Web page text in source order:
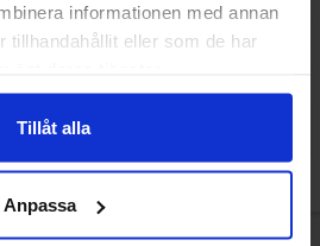
informationen med annan
tillhandahållit eller som de har
Tillåt alla
Anpassa
500g
S-Märke Sour